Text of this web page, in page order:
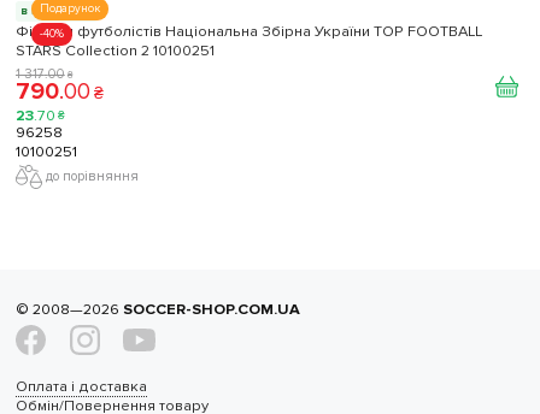
Подарунок
-40%
в наявності
Фігурки футболістів Національна Збірна України TOP FOOTBALL
STARS Collection 2 10100251
1 317.00 ₴
790.00 ₴
23.70 ₴
96258
10100251
до порівняння
© 2008—2026 SOCCER-SHOP.COM.UA
Оплата і доставка
Обмін/Повернення товару